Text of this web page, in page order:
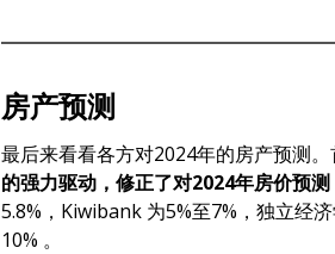
房产预测
最后来看看各方对2024年的房产预测。
的强力驱动，修正了对2024年房价预测
5.8%，Kiwibank 为5%至7%，独立经
10% 。